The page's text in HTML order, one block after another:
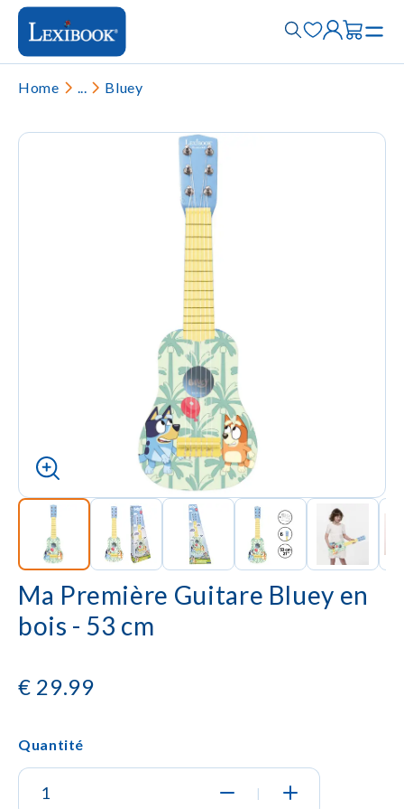
Home ... Bluey
Ma Première Guitare Bluey en
bois - 53 cm
€ 29.99
Quantité
|